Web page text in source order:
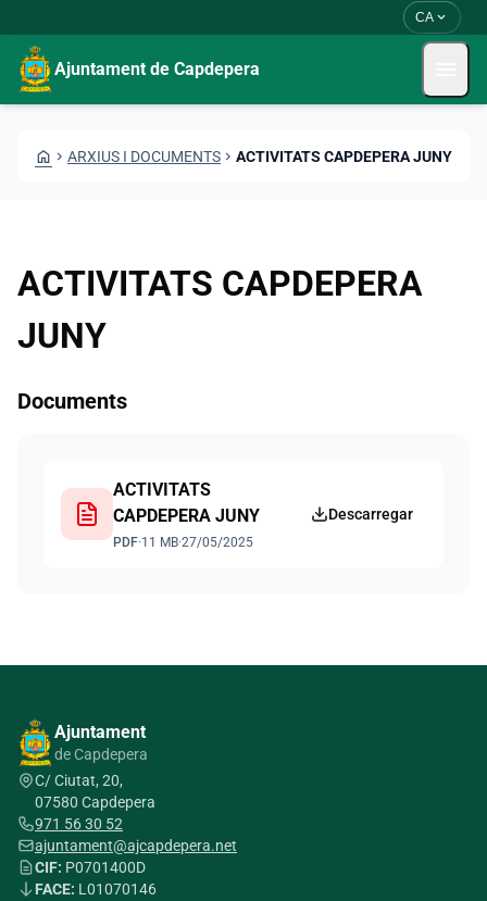
CA expand_more
Ajuntament de Capdepera
HOME CHEVRON_RIGHT ARXIUS I DOCUMENTS CHEVRON_RIGHT ACTIVITATS CAPDEPERA JUNY
ACTIVITATS CAPDEPERA
JUNY
Documents
ACTIVITATS
CAPDEPERA JUNY
PDF·11 MB·27/05/2025
Descarregar
Ajuntament
de Capdepera
C/ Ciutat, 20,
07580 Capdepera
971 56 30 52
ajuntament@ajcapdepera.net
CIF: P0701400D
FACE: L01070146